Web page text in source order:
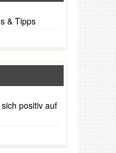
& Tipps
positiv auf